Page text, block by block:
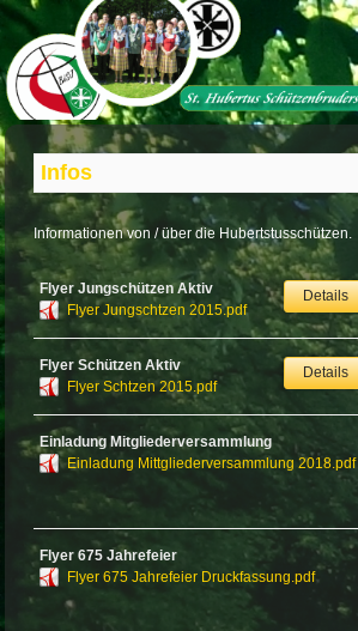
Infos
Informationen von / über die Hubertstusschützen.
Flyer Jungschützen Aktiv
Flyer Jungschtzen 2015.pdf
Details
Flyer Schützen Aktiv
Flyer Schtzen 2015.pdf
Details
Einladung Mitgliederversammlung
Einladung Mittgliederversammlung 2018.pdf
Flyer 675 Jahrefeier
Flyer 675 Jahrefeier Druckfassung.pdf